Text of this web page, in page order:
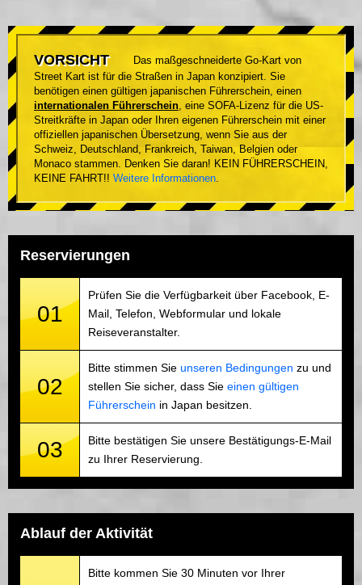
VORSICHT
Das maßgeschneiderte Go-Kart von
Street Kart ist für die Straßen in Japan konzipiert. Sie
benötigen einen gültigen japanischen Führerschein, einen
internationalen Führerschein, eine SOFA-Lizenz für die US-
Streitkräfte in Japan oder Ihren eigenen Führerschein mit einer
offiziellen japanischen Übersetzung, wenn Sie aus der
Schweiz, Deutschland, Frankreich, Taiwan, Belgien oder
Monaco stammen. Denken Sie daran! KEIN FÜHRERSCHEIN,
KEINE FAHRT!! Weitere Informationen.
Reservierungen
01
Prüfen Sie die Verfügbarkeit über Facebook, E-
Mail, Telefon, Webformular und lokale
Reiseveranstalter.
02
Bitte stimmen Sie unseren Bedingungen zu und
stellen Sie sicher, dass Sie einen gültigen
Führerschein in Japan besitzen.
03
Bitte bestätigen Sie unsere Bestätigungs-E-Mail
zu Ihrer Reservierung.
Ablauf der Aktivität
Bitte kommen Sie 30 Minuten vor Ihrer